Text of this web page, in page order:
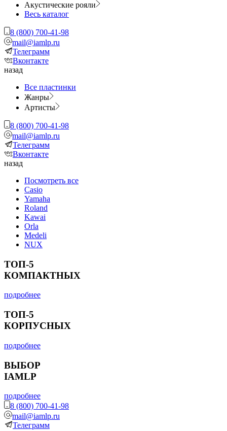
Акустические рояли
Весь каталог
8 (800) 700-41-98
mail@iamlp.ru
Телеграмм
Вконтакте
назад
Все пластинки
Жанры
Артисты
8 (800) 700-41-98
mail@iamlp.ru
Телеграмм
Вконтакте
назад
Посмотреть все
Casio
Yamaha
Roland
Kawai
Orla
Medeli
NUX
ТОП-5
КОМПАКТНЫХ
подробнее
ТОП-5
КОРПУСНЫХ
подробнее
ВЫБОР
IAMLP
подробнее
8 (800) 700-41-98
mail@iamlp.ru
Телеграмм